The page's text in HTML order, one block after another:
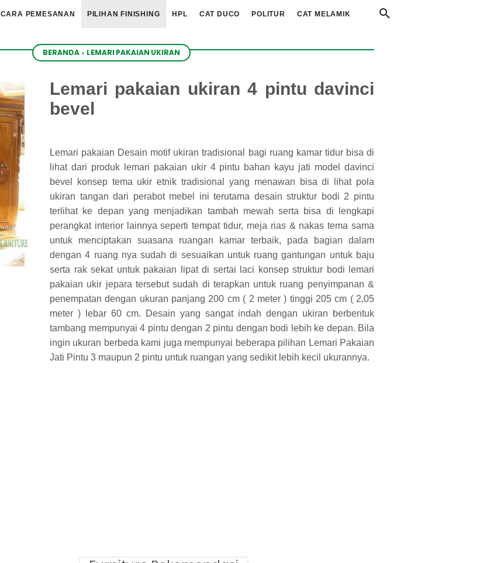
CARA PEMESANAN PILIHAN FINISHING HPL CAT DUCO POLITUR CAT MELAMIK
BERANDA › LEMARI PAKAIAN UKIRAN
Lemari pakaian ukiran 4 pintu davinci
bevel
Lemari pakaian Desain motif ukiran tradisional bagi ruang kamar tidur bisa di
lihat dari produk lemari pakaian ukir 4 pintu bahan kayu jati model davinci
bevel konsep tema ukir etnik tradisional yang menawan bisa di lihat pola
ukiran tangan dari perabot mebel ini terutama desain struktur bodi 2 pintu
terlihat ke depan yang menjadikan tambah mewah serta bisa di lengkapi
perangkat interior lainnya seperti tempat tidur, meja rias & nakas tema sama
untuk menciptakan suasana ruangan kamar terbaik, pada bagian dalam
dengan 4 ruang nya sudah di sesuaikan untuk ruang gantungan untuk baju
serta rak sekat untuk pakaian lipat di sertai laci konsep struktur bodi lemari
pakaian ukir jepara tersebut sudah di terapkan untuk ruang penyimpanan &
penempatan dengan ukuran panjang 200 cm ( 2 meter ) tinggi 205 cm ( 2,05
meter ) lebar 60 cm. Desain yang sangat indah dengan ukiran berbentuk
tambang mempunyai 4 pintu dengan 2 pintu dengan bodi lebih ke depan. Bila
ingin ukuran berbeda kami juga mempunyai beberapa pilihan Lemari Pakaian
Jati Pintu 3 maupun 2 pintu untuk ruangan yang sedikit lebih kecil ukurannya.